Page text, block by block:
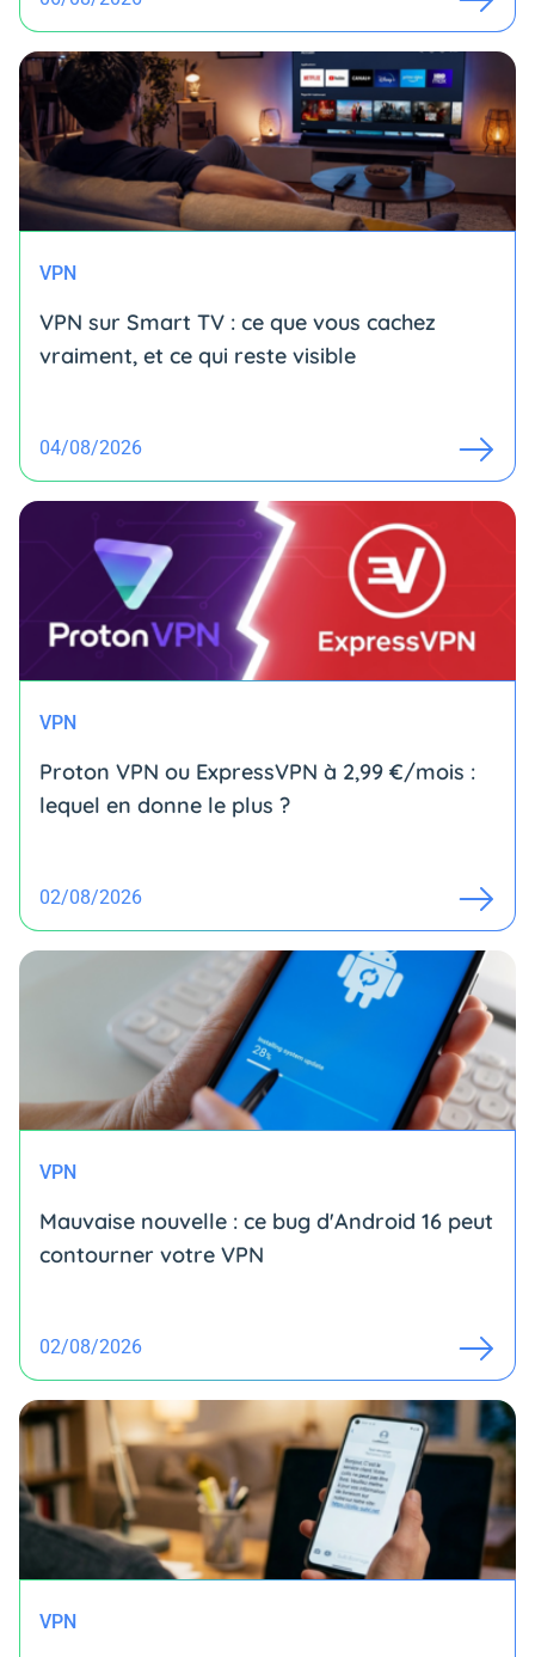
VPN
VPN sur Smart TV : ce que vous cachez
vraiment, et ce qui reste visible
04/08/2026
VPN
Proton VPN ou ExpressVPN à 2,99 €/mois :
lequel en donne le plus ?
02/08/2026
VPN
Mauvaise nouvelle : ce bug d'Android 16 peut
contourner votre VPN
02/08/2026
VPN